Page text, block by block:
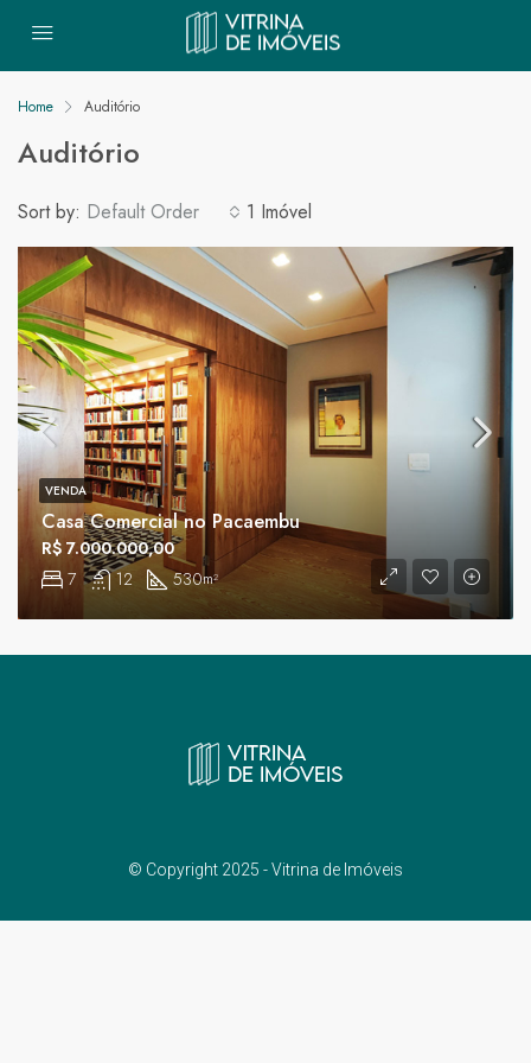
Home Auditório
Auditório
1 Imóvel
Sort by: Default Order
Casa Comercial no Pacaembu
7 12 530m²
R$ 7.000.000,00
VENDA
© Copyright 2025 - Vitrina de Imóveis